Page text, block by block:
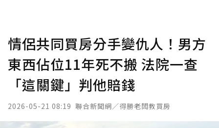
情侶共同買房分手變仇人！男方
東西佔位11年死不搬 法院一查
「這關鍵」判他賠錢
2026-05-21 08:19 聯合新聞網／得勝老闆教買房